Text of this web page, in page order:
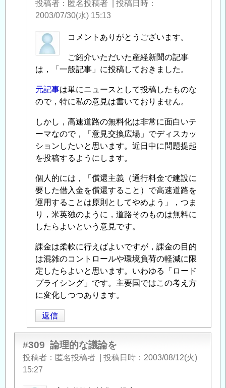
投稿者 匿名投稿者
投稿日時
2003/07/30(水) 15:13
匿
名
稿
者
に
る
「柔
軟
な
金
体
系」
へ
の
返
信
コメントありがとうございます。
ご紹介いただいた産経新聞の記事
は，「一般記事」に投稿しておきました。
元記事は単にニュースとして投稿したものな
ので，特に私の意見は書いておりません。
しかし，高速道路の無料化は非常に面白いテ
ーマなので，「意見交換広場」でディスカッ
ションしたいと思います。近日中に問題提起
を投稿するようにします。
個人的には，「償還主義（通行料金で建設に
要した借入金を償還すること）で高速道路を
運用することは原則としてやめよう」，つま
り，米英独のように，道路そのものは無料に
したらよいという意見です。
課金は柔軟に行えばよいですが，課金の目的
は混雑のコントロールや環境負荷の軽減に限
定したらよいと思います。いわゆる「ロード
プライシング」です。主要国ではこの考え方
に変化しつつあります。
返信
#309 論理的な議論を
投稿者 匿名投稿者 投稿日時
2003/08/12(火)
15:27